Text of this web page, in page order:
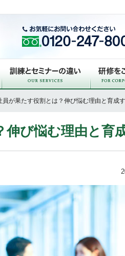
員が果たす役割とは？伸び悩む理由と育成
び悩む理由と育